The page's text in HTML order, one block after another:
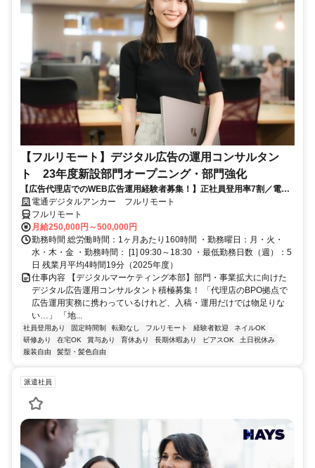
【フルリモート】デジタル広告の運用コンサルタン
ト 23年度新設部門オープニング・部門強化
【広告代理店でのWEB広告運用経験者募集！】正社員登用率7割／電通
G／全国×完全在宅／年休126日・土日祝休み／残業月平均4時間19分
電通デジタルアンカー フルリモート
フルリモート
月給250,000円～500,000円
勤務時間 総労働時間：1ヶ月あたり160時間 ・勤務曜日：月・火・
水・木・金 ・勤務時間： [1] 09:30～18:30 ・最低勤務日数（週）：5
日 残業月平均4時間19分（2025年度）
仕事内容 【デジタルマーケティング本部】部門・事業拡大に向けた
デジタル広告運用コンサルタント積極募集！ 「代理店のBPO拠点で
広告運用実務に携わっているけれど、入稿・運用だけでは物足りな
い…」 「地...
社員登用あり 固定時間制 転勤なし フルリモート 経験者歓迎
ネイルOK
研修あり
在宅OK 賞与あり 育休あり 長期休暇あり ピアスOK
土日祝休み
服装自由
髪型・髪色自由
派遣社員